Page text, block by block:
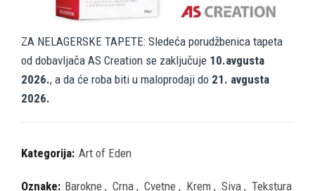
ZA NELAGERSKE TAPETE: Sledeća porudžbenica tapeta
od dobavljača AS Creation se zaključuje 10.avgusta
2026., a da će roba biti u maloprodaji do 21. avgusta
2026.
Kategorija: Art of Eden
Oznake: Barokne , Crna , Cvetne , Krem , Siva , Tekstura